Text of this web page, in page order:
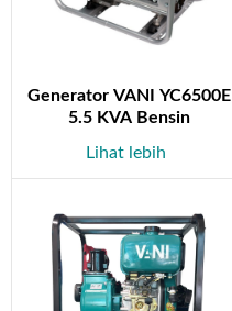
Generator VANI YC6500E
5.5 KVA Bensin
Lihat lebih